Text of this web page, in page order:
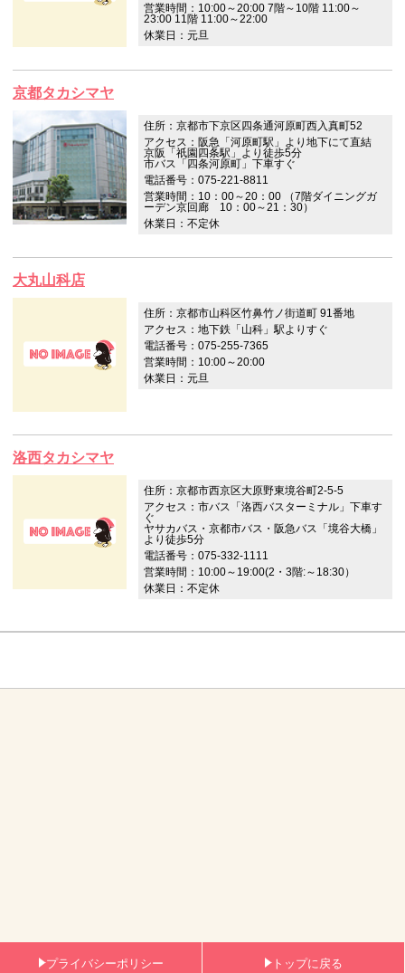
営業時間：10:00～20:00 7階～10階 11:00～
23:00 11階 11:00～22:00
休業日：元旦
京都タカシマヤ
住所：京都市下京区四条通河原町西入真町52
アクセス：阪急「河原町駅」より地下にて直結
京阪「祇園四条駅」より徒歩5分
市バス「四条河原町」下車すぐ
電話番号：075-221-8811
営業時間：10：00～20：00 （7階ダイニングガ
ーデン京回廊 10：00～21：30）
休業日：不定休
大丸山科店
住所：京都市山科区竹鼻竹ノ街道町 91番地
アクセス：地下鉄「山科」駅よりすぐ
電話番号：075-255-7365
営業時間：10:00～20:00
休業日：元旦
洛西タカシマヤ
住所：京都市西京区大原野東境谷町2-5-5
アクセス：市バス「洛西バスターミナル」下車す
ぐ
ヤサカバス・京都市バス・阪急バス「境谷大橋」
より徒歩5分
電話番号：075-332-1111
営業時間：10:00～19:00(2・3階:～18:30）
休業日：不定休
プライバシーポリシー トップに戻る